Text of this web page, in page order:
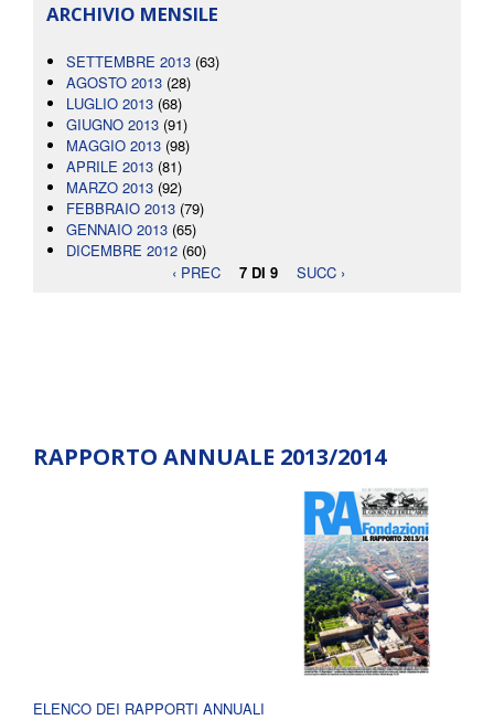
ARCHIVIO MENSILE
SETTEMBRE 2013 (63)
AGOSTO 2013 (28)
LUGLIO 2013 (68)
GIUGNO 2013 (91)
MAGGIO 2013 (98)
APRILE 2013 (81)
MARZO 2013 (92)
FEBBRAIO 2013 (79)
GENNAIO 2013 (65)
DICEMBRE 2012 (60)
‹ PREC
7 DI 9 SUCC ›
RAPPORTO ANNUALE 2013/2014
ELENCO DEI RAPPORTI ANNUALI